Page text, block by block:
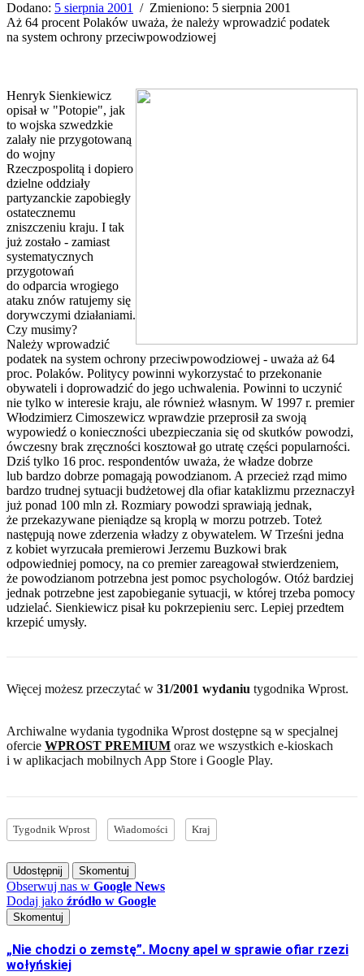
Dodano: 5 sierpnia 2001 / Zmieniono: 5 sierpnia 2001
Aż 64 procent Polaków uważa, że należy wprowadzić podatek
na system ochrony przeciwpowodziowej
Henryk Sienkiewicz
opisał w "Potopie", jak
to wojska szwedzkie
zalały nie przygotowaną
do wojny
Rzeczpospolitą i dopiero
dzielne oddziały
partyzanckie zapobiegły
ostatecznemu
zniszczeniu kraju. I tak
już zostało - zamiast
systematycznych
przygotowań
do odparcia wrogiego
ataku znów ratujemy się
dorywczymi działaniami.
Czy musimy?
Należy wprowadzić
podatek na system ochrony przeciwpowodziowej - uważa aż 64
proc. Polaków. Politycy powinni wykorzystać to przekonanie
obywateli i doprowadzić do jego uchwalenia. Powinni to uczynić
nie tylko w interesie kraju, ale również własnym. W 1997 r. premier
Włodzimierz Cimoszewicz wprawdzie przeprosił za swoją
wypowiedź o konieczności ubezpieczania się od skutków powodzi,
ówczesny brak zręczności kosztował go utratę części popularności.
Dziś tylko 16 proc. respondentów uważa, że władze dobrze
lub bardzo dobrze pomagają powodzianom. A przecież rząd mimo
bardzo trudnej sytuacji budżetowej dla ofiar kataklizmu przeznaczył
już ponad 100 mln zł. Rozmiary powodzi sprawiają jednak,
że przekazywane pieniądze są kroplą w morzu potrzeb. Toteż
następują nowe zderzenia władzy z obywatelem. W Trześni jedna
z kobiet wyrzucała premierowi Jerzemu Buzkowi brak
odpowiedniej pomocy, na co premier zareagował stwierdzeniem,
że powodzianom potrzebna jest pomoc psychologów. Otóż bardziej
jednak potrzebne jest zapobieganie sytuacji, w której trzeba pomocy
udzielać. Sienkiewicz pisał ku pokrzepieniu serc. Lepiej przedtem
krzepić umysły.
Więcej możesz przeczytać w 31/2001 wydaniu tygodnika Wprost.
Archiwalne wydania tygodnika Wprost dostępne są w specjalnej
ofercie WPROST PREMIUM oraz we wszystkich e-kioskach
i w aplikacjach mobilnychApp Store i Google Play.
Tygodnik Wprost Wiadomości Kraj
Udostępnij Skomentuj
Obserwuj nas w Google News
Dodaj jako źródło w Google
Skomentuj
„Nie chodzi o zemstę”. Mocny apel w sprawie ofiar rzezi
wołyńskiej